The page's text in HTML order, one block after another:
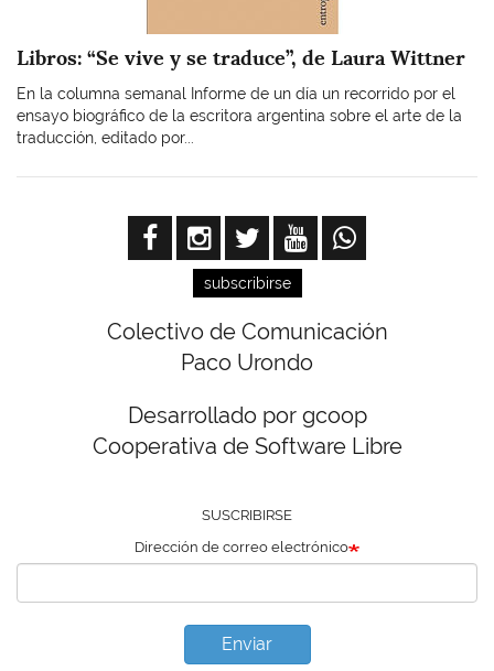
Libros: “Se vive y se traduce”, de Laura Wittner
En la columna semanal Informe de un día un recorrido por el
ensayo biográfico de la escritora argentina sobre el arte de la
traducción, editado por...
subscribirse
Colectivo de Comunicación
Paco Urondo
Desarrollado por gcoop
Cooperativa de Software Libre
SUSCRIBIRSE
Dirección de correo electrónico
Enviar